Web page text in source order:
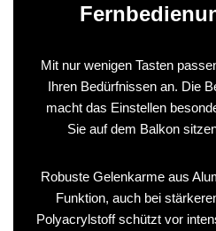
Mit nur wenigen Tasten
Ihren Bedürfnissen an. Die
macht das Einstellen
Sie auf dem Balkon
Robuste Gelenkarme aus
Funktion, auch bei
Polyacrylstoff schützt vor